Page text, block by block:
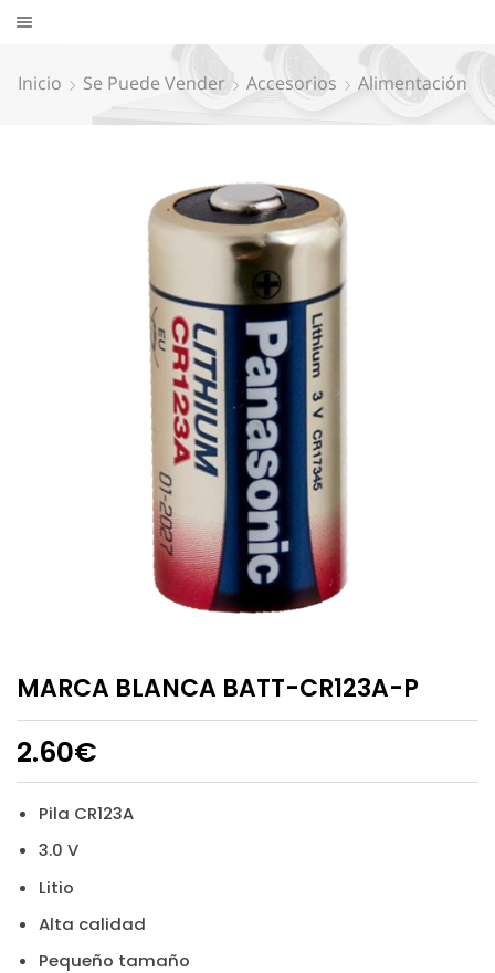
Inicio Se Puede Vender Accesorios Alimentación
MARCA BLANCA BATT-CR123A-P
2.60€
Pila CR123A
3.0 V
Litio
Alta calidad
Pequeño tamaño